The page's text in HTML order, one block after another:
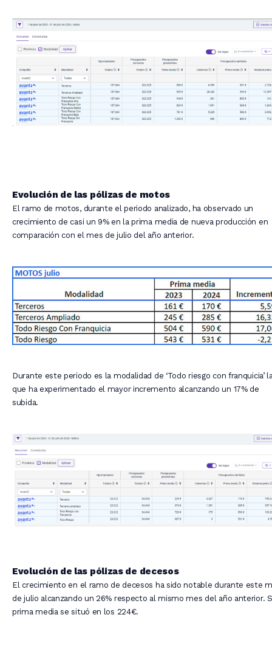
Evolución de las pólizas de motos
El ramo de motos, durante el periodo analizado, ha observado un
crecimiento de casi un 9% en la prima media de nueva producción en
comparación con el mes de julio del año anterior.
Durante este periodo es la modalidad de ‘Todo riesgo con franquicia’
que ha experimentado el mayor incremento alcanzando un 17% de
subida.
Evolución de las pólizas de decesos
El crecimiento en el ramo de decesos ha sido notable durante este
de julio alcanzando un 26% respecto al mismo mes del año anterior.
prima media se situó en los 224€.